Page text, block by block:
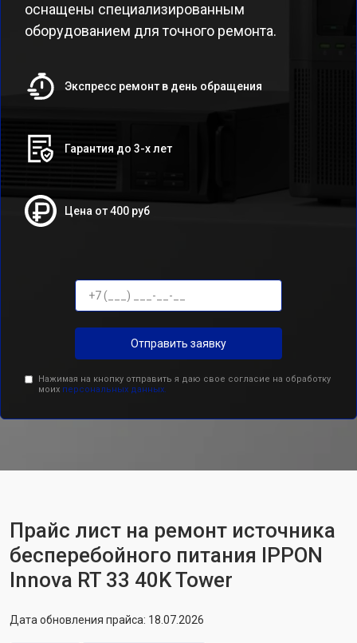
оснащены специализированным
оборудованием для точного ремонта.
Экспресс ремонт в день обращения
Гарантия до 3-х лет
Цена от 400 руб
Отправить заявку
Нажимая на кнопку отправить я даю свое согласие на обработку
моих персональных данных.
Прайс лист на ремонт источника
бесперебойного питания IPPON
Innova RT 33 40K Tower
Дата обновления прайса: 18.07.2026